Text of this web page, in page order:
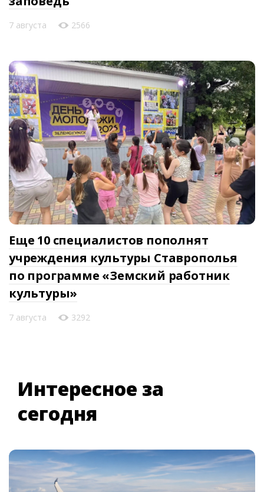
7 августа 2566
Еще 10 специалистов пополнят
учреждения культуры Ставрополья
по программе «Земский работник
культуры»
7 августа 3292
Интересное за
сегодня